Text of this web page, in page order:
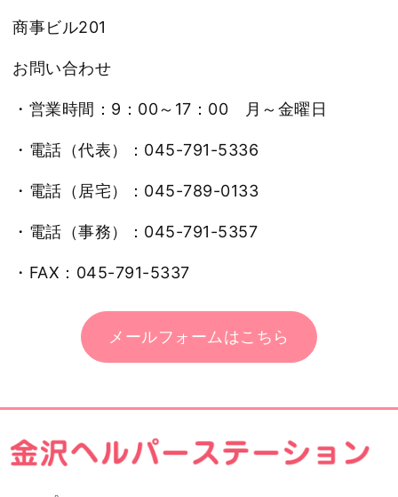
商事ビル201
お問い合わせ
・営業時間：9：00～17：00 月～金曜日
・電話（代表）：045-791-5336
・電話（居宅）：045-789-0133
・電話（事務）：045-791-5357
・FAX：045-791-5337
メールフォームはこちら